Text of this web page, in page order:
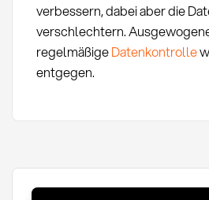
verbessern, dabei aber die
verschlechtern.
regelmäßigeDatenkontrolle
entgegen.